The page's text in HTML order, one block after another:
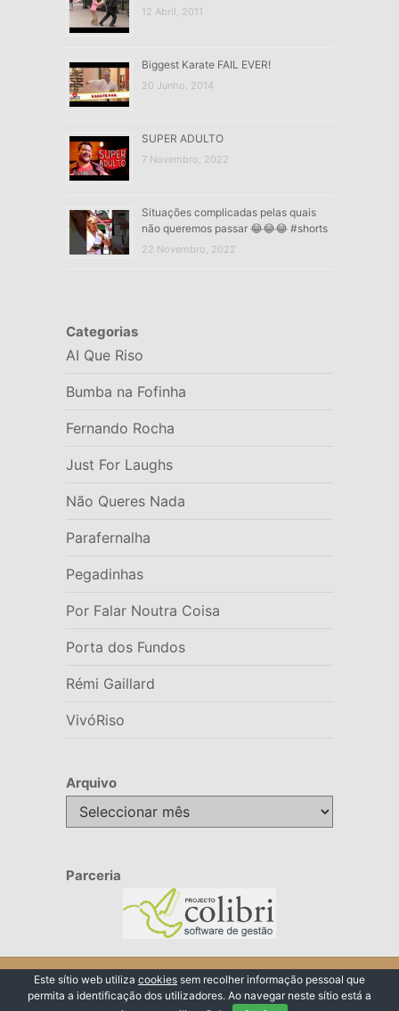
12 Abril, 2011
Biggest Karate FAIL EVER!
20 Junho, 2014
SUPER ADULTO
7 Novembro, 2022
Situações complicadas pelas quais
não queremos passar 😂😂😂 #shorts
22 Novembro, 2022
Categorias
AI Que Riso
Bumba na Fofinha
Fernando Rocha
Just For Laughs
Não Queres Nada
Parafernalha
Pegadinhas
Por Falar Noutra Coisa
Porta dos Fundos
Rémi Gaillard
VivóRiso
Arquivo
Arquivo
Parceria
© 2026 VivóRiso
Voltar ao Topo ↑
Este sítio web utiliza cookies sem recolher informação pessoal que
permita a identificação dos utilizadores. Ao navegar neste sítio está a